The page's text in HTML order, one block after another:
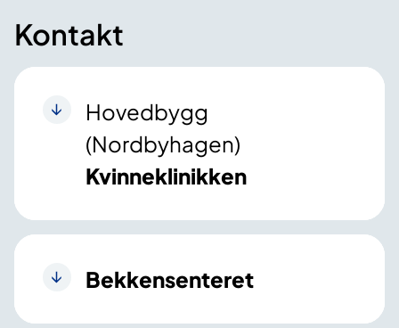
Kontakt
Hovedbygg
(Nordbyhagen)
Kvinneklinikken
Bekkensenteret